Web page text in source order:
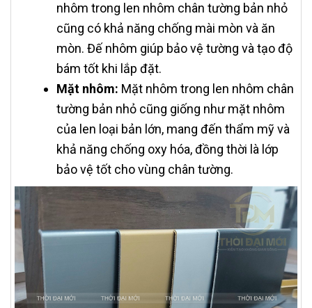
nhôm trong len nhôm chân tường bản nhỏ
cũng có khả năng chống mài mòn và ăn
mòn. Đế nhôm giúp bảo vệ tường và tạo độ
bám tốt khi lắp đặt.
Mặt nhôm: Mặt nhôm trong len nhôm chân
tường bản nhỏ cũng giống như mặt nhôm
của len loại bản lớn, mang đến thẩm mỹ và
khả năng chống oxy hóa, đồng thời là lớp
bảo vệ tốt cho vùng chân tường.